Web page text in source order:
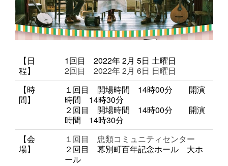
【日
程】
1回目 2022年 2月 5日 土曜日
2回目 2022年 2月 6日 日曜日
【時
間】
１回目 開場時間 14時00分 開演
時間 14時30分
２回目 開場時間 14時00分 開演
時間 14時30分
【会
場】
１回目 忠類コミュニティセンター
２回目 幕別町百年記念ホール 大ホ
ール